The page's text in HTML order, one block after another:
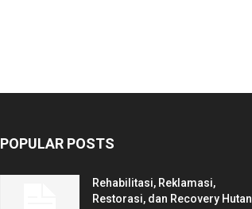
POPULAR POSTS
Rehabilitasi, Reklamasi,
Restorasi, dan Recovery Hutan